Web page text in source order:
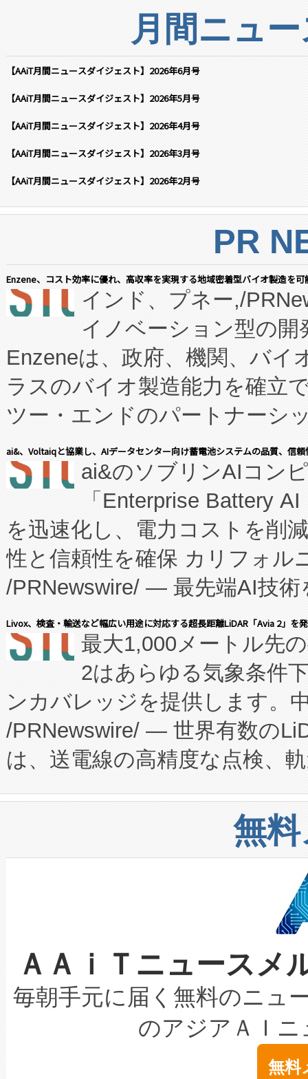
月間ニュ
【AAiT月間ニュースダイジェスト】2026年6月号
【AAiT月間ニュースダイジェスト】2026年5月号
【AAiT月間ニュースダイジェスト】2026年4月号
【AAiT月間ニュースダイジェスト】2026年3月号
【AAiT月間ニュースダイジェスト】2026年2月号
PR
Enzene、コスト効率に優れ、高収率を実現する地域密着型バイオ製造を
インド、プネー,/
イノベーション型の
Enzeneは、政府、機関、バイ
ラスのバイオ製造能力を確立
ツー・エンドのパートナーシ
表しました。 同社の実績ある
manufacturing™ (FCCM™) プ
たNeXは、バイオ医薬品製造
従来のフェッドバッチ施設の
に、患者やサプライチェーン
キー方式で拡張性が高く、持
す。FCCM‑を活用した現地生
患者にとっての費用負担を大
のアクセスを大幅に拡大する
Fully-Connected Continuous
プログラムには、施設設計・
に関する技術移転および知的
構造化トレーニングカリキュ
上げおよび商用化段階におけ
設備整備および立ち上げ調整
加組織は、Enzeneのバイオ
選定された製品について、自
取得できる可能性もあります
設には、3億～4億ドルかか
最高経営責任者（CEO）であ
す。「当社のfully-connected
ームを利用すれば、6,000万
ai&、Voltaiqと協業し、AIデータセンター向け蓄電池システムの品質、信
ai&のソブリンAIコン
「Enterprise Battery
を迅速化し、電力コストを削
性と信頼性を確保 カリフォル
/PRNewswire/ — 最先端AI技術
会社エーアイ・アンド：本社
President原信平）と、エンタ
ードするVoltaiqは、日本にあ
ーエネルギー貯蔵システム（
た。 Voltaiq独自のAI搭載プラ
定、統合、導入、運用に至る
安全性を追跡し、確保する事
増加しているデータセンター
る電力網に大きな負担をかけ
事業者の負担軽減という課題
系統連系を迅速にし、ピーク
限を超えて利用可能な電力容
持できるよう貢献します。こ
ービスレベル契約（SLA）違
テリー性能の劣化によるダウ
念は、現在データセンターが
Livox、検査・輸送など幅広い用途に対応する超長距離LiDAR「Avia 2」を
最大1,000メートル先
2はあらゆる気象条件
ンカバレッジを提供します。
/PRNewswire/ — 世界有数の
は、送電線の高精度な点検、
や穀物倉庫におけるバルク材
リューション「Avia 2」を発
したAvia 2は、1,000メート
狭視野のFOVを切り替えるこ
ケーブル、枝などの細かな対
なレーザースポットにより、
な環境下でも豊かなディテー
キロメートル範囲を検出
LiDAR for Inspections,
は1535 nmレーザーを搭載。
イズの小径化を実現すること
無
ＡＡｉＴニュース
毎朝手元に届く無料のニュ
のアジアＡＩ
無料